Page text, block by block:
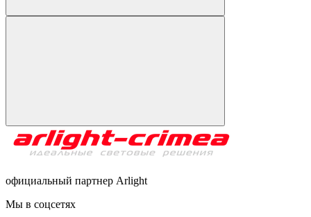
официальный партнер Arlight
Мы в соцсетях